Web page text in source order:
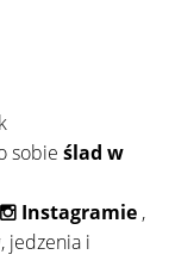
sobie ślad w
Instagramie,
jedzenia i